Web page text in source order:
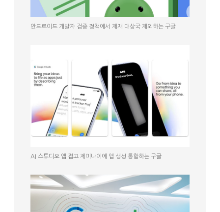
안드로이드 개발자 검증 정책에서 제재 대상국 제외하는 구글
AI 스튜디오 앱 접고 제미나이에 앱 생성 통합하는 구글